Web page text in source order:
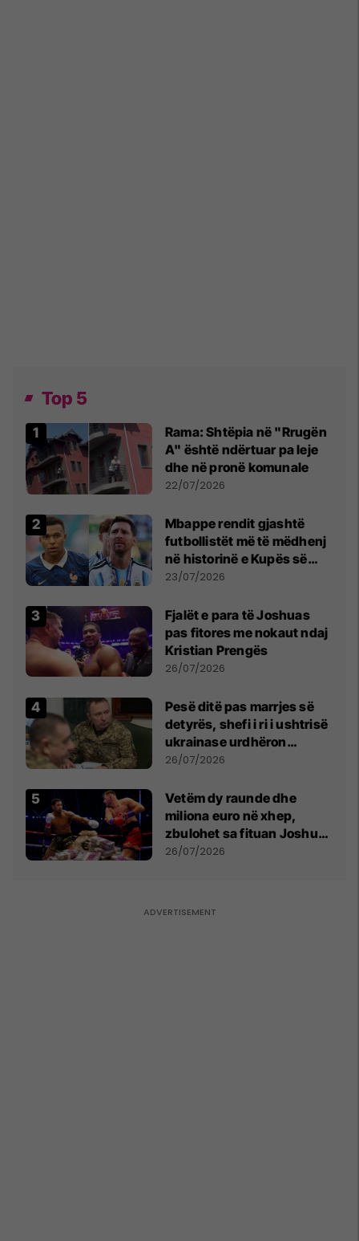
Top 5
Rama: Shtëpia në "Rrugën
A" është ndërtuar pa leje
dhe në pronë komunale
22/07/2026
Mbappe rendit gjashtë
futbollistët më të mëdhenj
në historinë e Kupës së
Botës, Messi mbetet i dyti
23/07/2026
Fjalët e para të Joshuas
pas fitores me nokaut ndaj
Kristian Prengës
26/07/2026
Pesë ditë pas marrjes së
detyrës, shefi i ri i ushtrisë
ukrainase urdhëron
kontroll të madh
26/07/2026
Vetëm dy raunde dhe
miliona euro në xhep,
zbulohet sa fituan Joshua
e Prenga
26/07/2026